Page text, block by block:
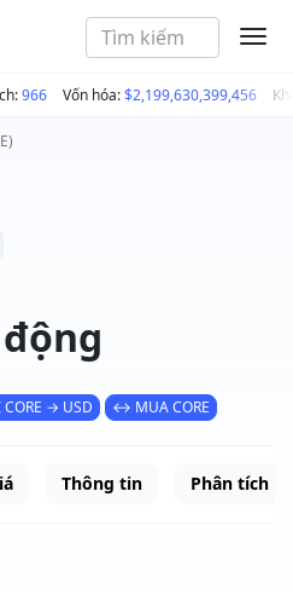
966 Vốn hóa:$2,199,630,399,456
→ USD ↔ MUA CORE
Thông tin Phân tích